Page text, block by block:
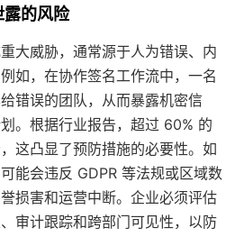
露的风险
大威胁，通常源于人为错误、内
如，在协作签名工作流中，一名
错误的团队，从而暴露机密信
。根据行业报告，超过 60% 的
这凸显了预防措施的必要性。如
能会违反 GDPR 等法规或区域数
损害和运营中断。企业必须评估
审计跟踪和跨部门可见性，以防